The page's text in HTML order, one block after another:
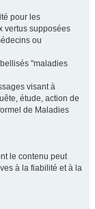
pour les
vertus supposées
ou
"maladies
visant à
étude, action de
de Maladies
le contenu peut
à la fiabilité et à la